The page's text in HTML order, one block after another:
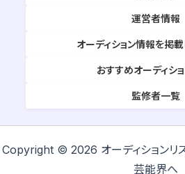
運営者情報
オーディション情報を掲
おすすめオーディシ
監修者一覧
Copyright © 2026 オーディションリ
芸能界へ